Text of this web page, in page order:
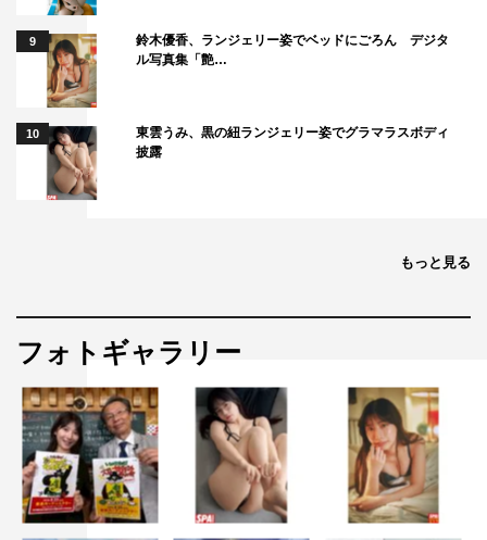
9
鈴木優香、ランジェリー姿でベッドにごろん デジタ
ル写真集「艶…
10
東雲うみ、黒の紐ランジェリー姿でグラマラスボディ
披露
もっと見る
フォトギャラリー